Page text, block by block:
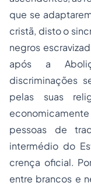
que se
cristã, disto o
negros
após a
discriminações
pelas suas
economicamente
pessoas de
intermédio do
crença oficial.
entre brancos e